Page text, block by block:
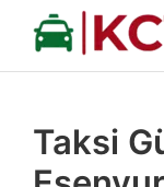
İçeriğe
Taksi